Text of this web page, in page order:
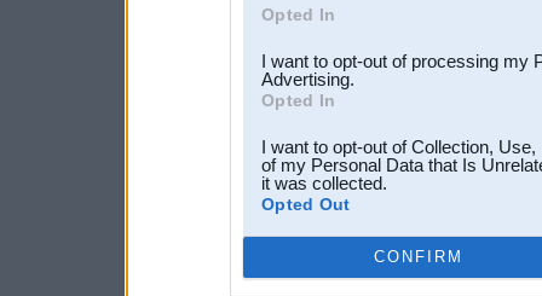
Opted In
I want to opt-out of processing my
Advertising.
Opted In
I want to opt-out of Collection,
of my Personal Data that Is
it was collected.
Opted Out
CONFIRM